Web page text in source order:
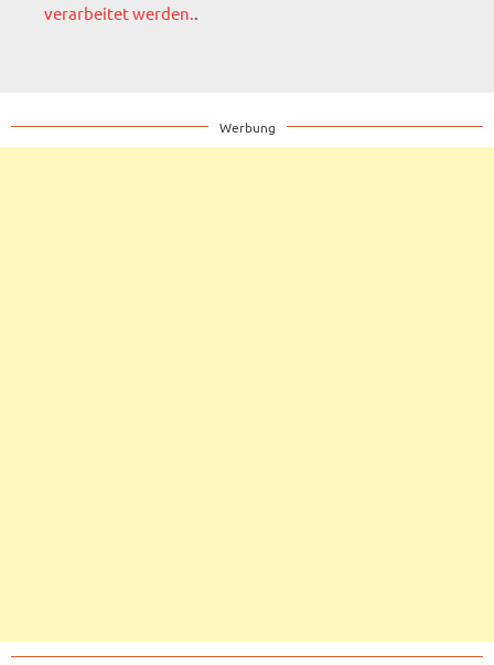
verarbeitet werden..
Werbung